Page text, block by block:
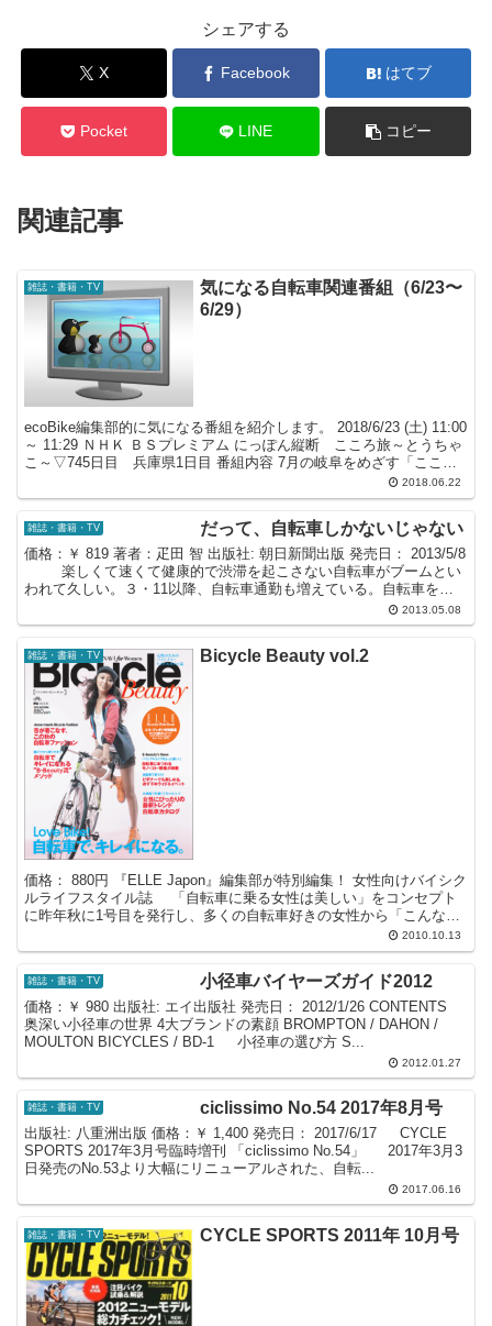
シェアする
X Facebook はてブ
Pocket LINE コピー
関連記事
雑誌・書籍・TV
気になる自転車関連番組（6/23〜
6/29）
ecoBike編集部的に気になる番組を紹介します。 2018/6/23 (土) 11:00
～ 11:29 ＮＨＫ ＢＳプレミアム にっぽん縦断 こころ旅～とうちゃ
こ～▽745日目 兵庫県1日目 番組内容 7月の岐阜をめざす「こころ
2018.06.22
雑誌・書籍・TV だって、自転車しかないじゃない
価格：￥ 819 著者：疋田 智 出版社: 朝日新聞出版 発売日： 2013/5/8
楽しくて速くて健康的で渋滞を起こさない自転車がブームとい
われて久しい。３・11以降、自転車通勤も増えている。自転車をも
2013.05.08
雑誌・書籍・TV Bicycle Beauty vol.2
価格： 880円 『ELLE Japon』編集部が特別編集！ 女性向けバイシク
ルライフスタイル誌 「自転車に乗る女性は美しい」をコンセプト
に昨年秋に1号目を発行し、多くの自転車好きの女性から「こんな自
2010.10.13
雑誌・書籍・TV 小径車バイヤーズガイド2012
価格：￥ 980 出版社: エイ出版社 発売日： 2012/1/26 CONTENTS
奥深い小径車の世界 4大ブランドの素顔 BROMPTON / DAHON /
MOULTON BICYCLES / BD-1 小径車の選び方 S...
2012.01.27
雑誌・書籍・TV ciclissimo No.54 2017年8月号
出版社: 八重洲出版 価格：￥ 1,400 発売日： 2017/6/17 CYCLE
SPORTS 2017年3月号臨時増刊 「ciclissimo No.54」 2017年3月3
日発売のNo.53より大幅にリニューアルされた、自転...
2017.06.16
雑誌・書籍・TV CYCLE SPORTS 2011年 10月号